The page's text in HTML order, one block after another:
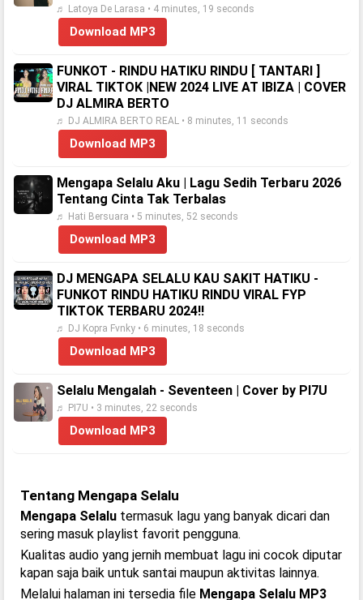
♬ Latoya De Larasa • 4 minutes, 19 seconds
Download MP3
FUNKOT - RINDU HATIKU RINDU [ TANTARI ]
VIRAL TIKTOK |NEW 2024 LIVE AT IBIZA | COVER
DJ ALMIRA BERTO
♬ DJ ALMIRA BERTO REAL • 8 minutes, 11 seconds
Download MP3
Mengapa Selalu Aku | Lagu Sedih Terbaru 2026
Tentang Cinta Tak Terbalas
♬ Hati Bersuara • 5 minutes, 52 seconds
Download MP3
DJ MENGAPA SELALU KAU SAKIT HATIKU -
FUNKOT RINDU HATIKU RINDU VIRAL FYP
TIKTOK TERBARU 2024‼️
♬ DJ Kopra Fvnky • 6 minutes, 18 seconds
Download MP3
Selalu Mengalah - Seventeen | Cover by PI7U
♬ PI7U • 3 minutes, 22 seconds
Download MP3
Tentang Mengapa Selalu
Mengapa Selalu termasuk lagu yang banyak dicari dan
sering masuk playlist favorit pengguna.
Kualitas audio yang jernih membuat lagu ini cocok diputar
kapan saja baik untuk santai maupun aktivitas lainnya.
Melalui halaman ini tersedia file Mengapa Selalu MP3